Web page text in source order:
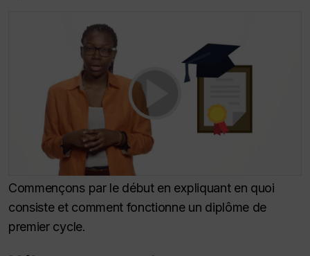
Commençons par le début en expliquant en quoi
consiste et comment fonctionne un diplôme de
premier cycle.